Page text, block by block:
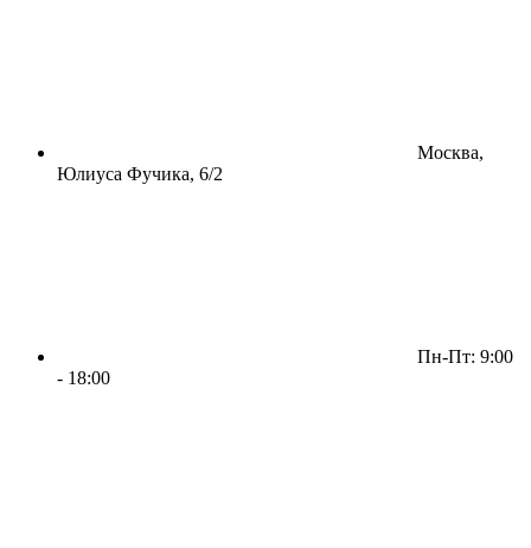
Москва,
Юлиуса Фучика, 6/2
Пн-Пт: 9:00
- 18:00